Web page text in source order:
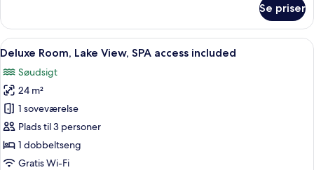
included
Lake
View,
SPA
included
Se priser
Indlæs
alle
billeder
af
Deluxe
Room,
Lake
View,
Et moderne hotelværelse med en
6
Deluxe Room, Lake View, SPA access included
Søudsigt
24 m²
1 soveværelse
Plads til 3 personer
1 dobbeltseng
Gratis Wi-Fi